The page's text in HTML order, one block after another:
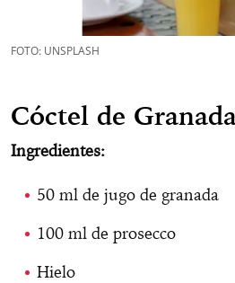
FOTO: UNSPLASH
Cóctel de
Ingredientes:
50 ml de jugo de granada
100 ml de prosecco
Hielo